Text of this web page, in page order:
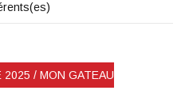
/ MON GATEAU